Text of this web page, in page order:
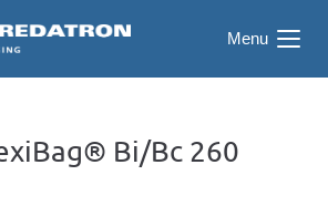
Menu
Bi/Bc 260